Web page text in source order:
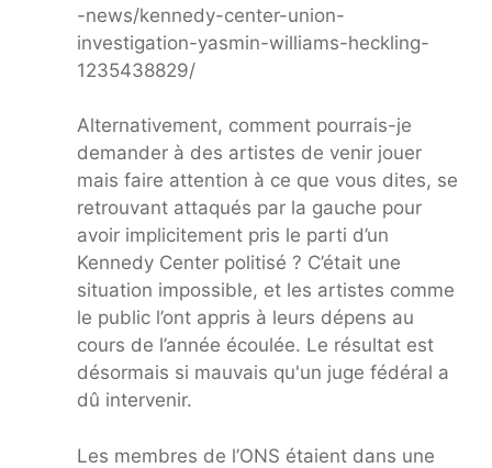
-news/kennedy-center-union-
investigation-yasmin-williams-heckling-
1235438829/
Alternativement, comment pourrais-je
demander à des artistes de venir jouer
mais faire attention à ce que vous dites, se
retrouvant attaqués par la gauche pour
avoir implicitement pris le parti d’un
Kennedy Center politisé ? C’était une
situation impossible, et les artistes comme
le public l’ont appris à leurs dépens au
cours de l’année écoulée. Le résultat est
désormais si mauvais qu'un juge fédéral a
dû intervenir.
Les membres de l’ONS étaient dans une